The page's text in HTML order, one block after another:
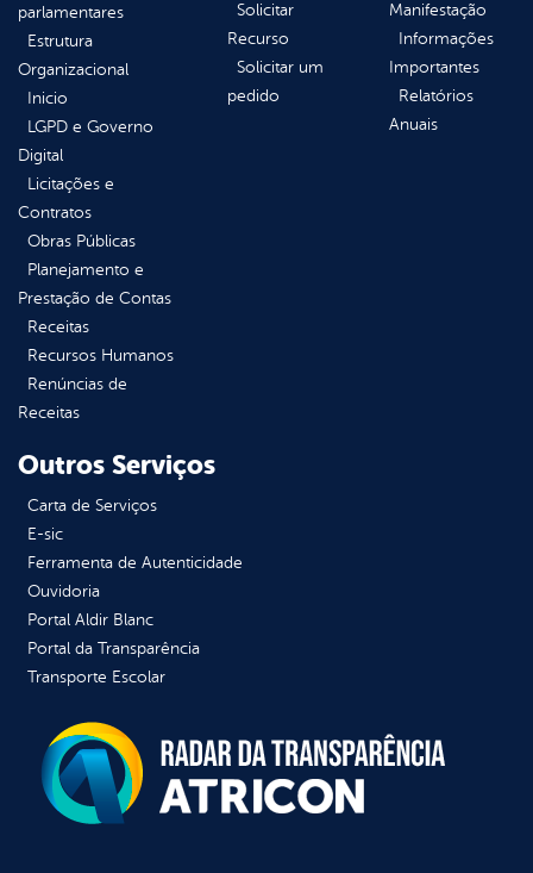
parlamentares
Estrutura
Organizacional
Inicio
LGPD e Governo
Digital
Licitações e
Contratos
Obras Públicas
Planejamento e
Prestação de Contas
Receitas
Recursos Humanos
Renúncias de
Receitas
Solicitar
Recurso
Solicitar um
pedido
Manifestação
Informações
Importantes
Relatórios
Anuais
Outros Serviços
Carta de Serviços
E-sic
Ferramenta de Autenticidade
Ouvidoria
Portal Aldir Blanc
Portal da Transparência
Transporte Escolar